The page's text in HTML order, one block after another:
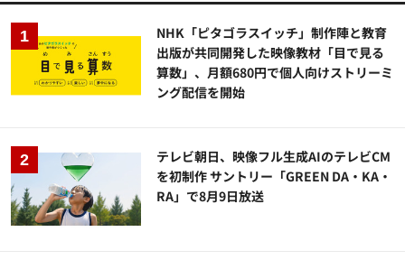
NHK「ピタゴラスイッチ」制作陣と教育
出版が共同開発した映像教材「目で見る
算数」、月額680円で個人向けストリーミ
ング配信を開始
テレビ朝日、映像フル生成AIのテレビCM
を初制作 サントリー「GREEN DA・KA・
RA」で8月9日放送